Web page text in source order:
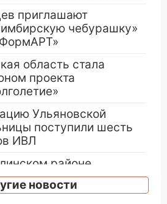
приглашают
чебурашку»
область стала
проекта
Ульяновской
поступили шесть
ИВЛ
районе
ставят остановки
освещение
новости